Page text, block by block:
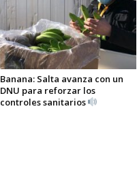
Banana: Salta avanza con un
DNU para reforzar los
controles sanitarios